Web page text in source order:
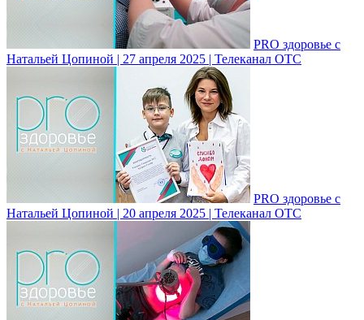
PRO здоровье с
Натальей Цопиной | 27 апреля 2025 | Телеканал ОТС
PRO здоровье с
Натальей Цопиной | 20 апреля 2025 | Телеканал ОТС